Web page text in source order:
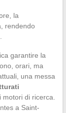
la
rendendo
garantire la
orari, ma
una messa
di ricerca.
a Saint-